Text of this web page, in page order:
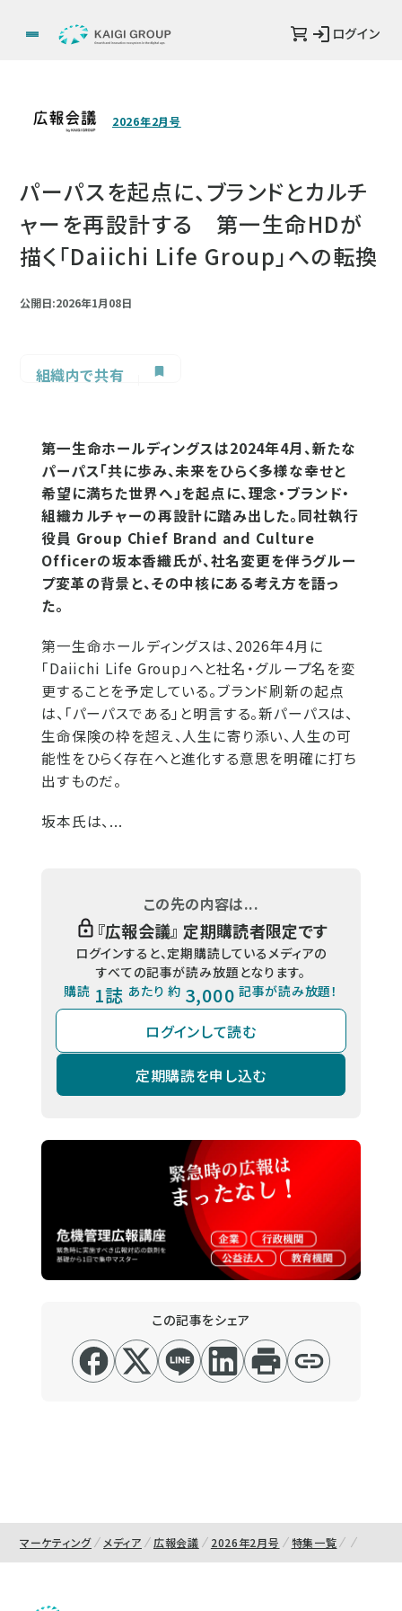
ログイン
2026年2月号
パーパスを起点に、ブランドとカルチ
ャーを再設計する 第一生命HDが
描く「Daiichi Life Group」への転換
公開日:2026年1月08日
組織内で共有
第一生命ホールディングスは2024年4月、新たな
パーパス「共に歩み、未来をひらく多様な幸せと
希望に満ちた世界へ」を起点に、理念・ブランド・
組織カルチャーの再設計に踏み出した。同社執行
役員 Group Chief Brand and Culture
Officerの坂本香織氏が、社名変更を伴うグルー
プ変革の背景と、その中核にある考え方を語っ
た。
第一生命ホールディングスは、2026年4月に
「Daiichi Life Group」へと社名・グループ名を変
更することを予定している。ブランド刷新の起点
は、「パーパスである」と明言する。新パーパスは、
生命保険の枠を超え、人生に寄り添い、人生の可
能性をひらく存在へと進化する意思を明確に打ち
出すものだ。
坂本氏は、...
この先の内容は...
『広報会議』 定期購読者限定です
ログインすると、定期購読しているメディアの
すべての記事が読み放題となります。
購読 1誌 あたり 約 3,000 記事が読み放題！
ログインして読む
定期購読を申し込む
この記事をシェア
マーケティング メディア 広報会議 2026年2月号 特集一覧